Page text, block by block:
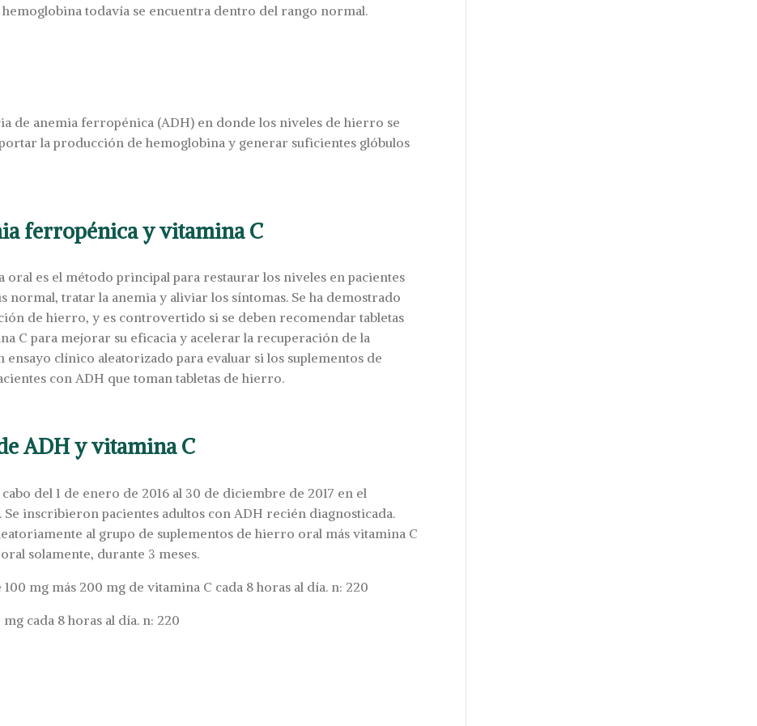
todavía se encuentra dentro del rango normal.
de anemia ferropénica (ADH) en donde los niveles de hierro se
la producción de hemoglobina y generar suficientes glóbulos
ferropénica y vitamina C
es el método principal para restaurar los niveles en pacientes
normal, tratar la anemia y aliviar los síntomas. Se ha demostrado
de hierro, y es controvertido si se deben recomendar tabletas
C para mejorar su eficacia y acelerar la recuperación de la
clínico aleatorizado para evaluar si los suplementos de
con ADH que toman tabletas de hierro.
ADH y vitamina C
del 1 de enero de 2016 al 30 de diciembre de 2017 en el
Se inscribieron pacientes adultos con ADH recién diagnosticada.
al grupo de suplementos de hierro oral más vitamina C
solamente, durante 3 meses.
mg más 200 mg de vitamina C cada 8 horas al día. n: 220
cada 8 horas al día. n: 220